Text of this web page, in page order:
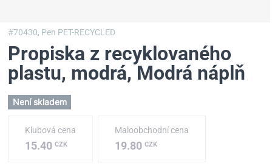
#70430, Pen PET-RECYCLED
Propiska z recyklovaného
plastu, modrá, Modrá náplň
Není skladem
Klubová cena
15.40 CZK
Maloobchodní cena
19.80CZK